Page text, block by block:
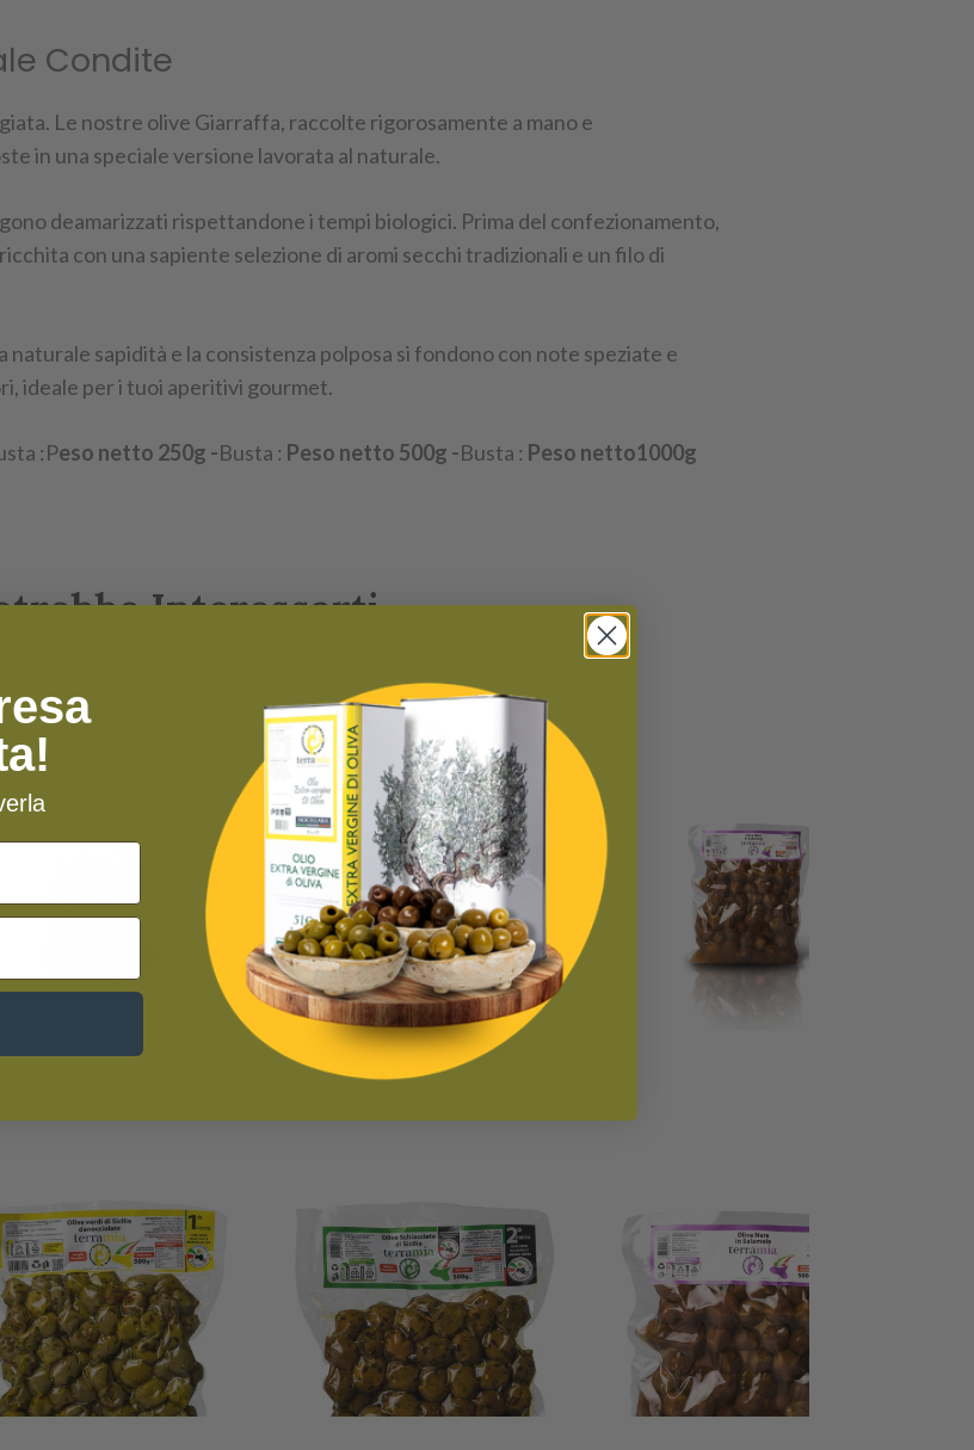
Condite
Le nostre olive Giarraffa, raccolte rigorosamente a mano e
in una speciale versione lavorata al naturale.
deamarizzati rispettandone i tempi biologici. Prima del confezionamento,
con una sapiente selezione di aromi secchi tradizionali e un filo di
sapidità e la consistenza polposa si fondono con note speziate e
ideale per i tuoi aperitivi gourmet.
:Peso netto 250g -Busta : Peso netto 500g -Busta : Peso netto1000g
Interessarti